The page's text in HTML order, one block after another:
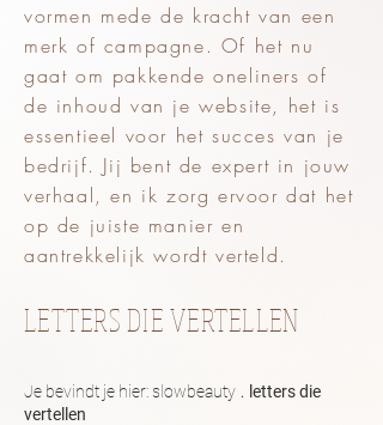
vormen mede de kracht van een
merk of campagne. Of het nu
gaat om pakkende oneliners of
de inhoud van je website, het is
essentieel voor het succes van je
bedrijf. Jij bent de expert in jouw
verhaal, en ik zorg ervoor dat het
op de juiste manier en
aantrekkelijk wordt verteld.
LETTERS DIE VERTELLEN
Je bevindt je hier:slowbeauty . letters die
vertellen